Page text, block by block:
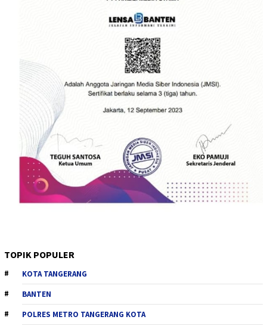
TOPIK POPULER
KOTA TANGERANG
BANTEN
POLRES METRO TANGERANG KOTA